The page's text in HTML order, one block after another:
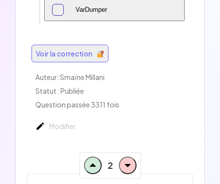
VarDumper
Voir la correction
Auteur: Smaïne Millani
Statut : Publiée
Question passée 3311 fois
Modifier
2